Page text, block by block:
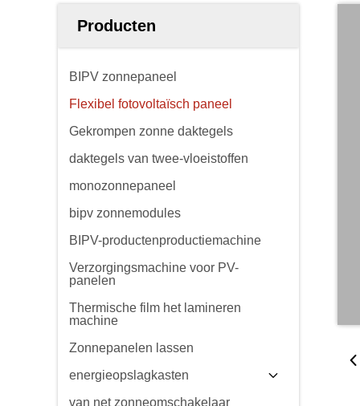
Producten
BIPV zonnepaneel
Flexibel fotovoltaïsch paneel
Gekrompen zonne daktegels
daktegels van twee-vloeistoffen
monozonnepaneel
bipv zonnemodules
BIPV-productenproductiemachine
Verzorgingsmachine voor PV-
panelen
Thermische film het lamineren
machine
Zonnepanelen lassen
energieopslagkasten
van net zonneomschakelaar